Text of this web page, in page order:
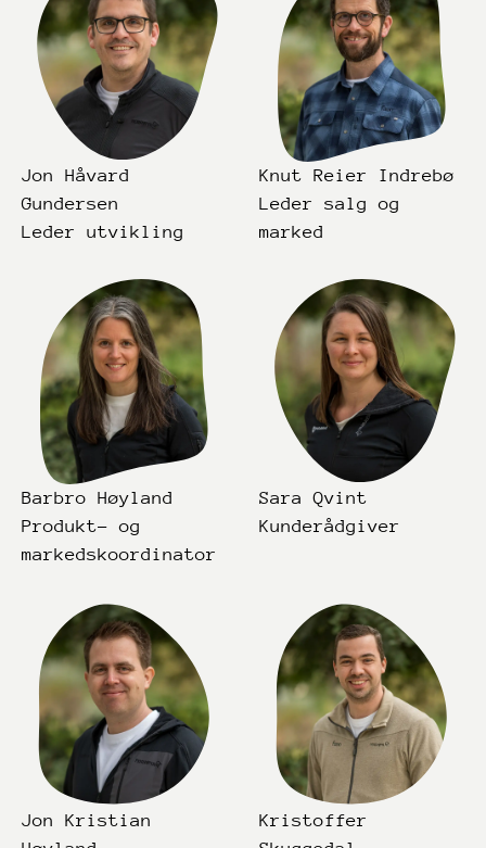
Jon Håvard
Gundersen
Leder utvikling
Knut Reier Indrebø
Leder salg og
marked
Barbro Høyland
Produkt- og
markedskoordinator
Sara Qvint
Kunderådgiver
Jon Kristian
Kristoffer